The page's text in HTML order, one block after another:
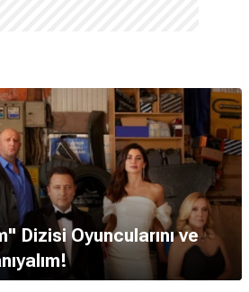
Dizisi Oyuncularını ve